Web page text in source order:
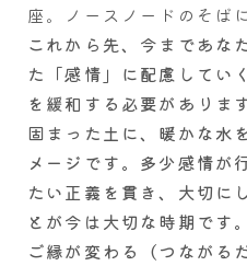
座。ノースノードのそば
これから先、今まであな
た「感情」に配慮してい
を緩和する必要がありま
固まった土に、暖かな水
メージです。多少感情が
たい正義を貫き、大切に
とが今は大切な時期です
ご縁が変わる（つながる